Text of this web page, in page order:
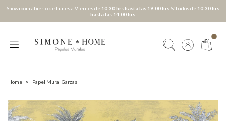
Showroom abierto de Lunes a Viernes de 10:30 hrs hasta las 19:00 hrsSábados de 10:30 hrs
hasta las 14:00 hrs
Home > Papel Mural Garzas